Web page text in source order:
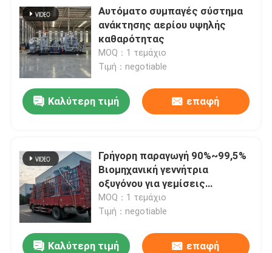
Αυτόματο συμπαγές σύστημα
ανάκτησης αερίου υψηλής
καθαρότητας
MOQ：1 τεμάχιο
Τιμή：negotiable
Καλύτερη τιμή επαφή
Γρήγορη παραγωγή 90%~99,5%
Βιομηχανική γεννήτρια
οξυγόνου για γεμίσεις
κυλίνδρων
MOQ：1 τεμάχιο
Τιμή：negotiable
Καλύτερη τιμή επαφή